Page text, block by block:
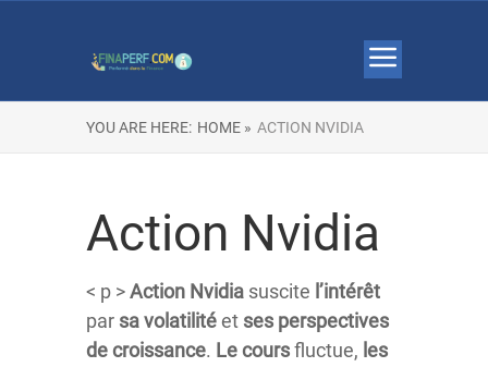
YOU ARE HERE: HOME » ACTION NVIDIA
Action Nvidia
< p >Action Nvidia suscite l’intérêt
par savolatilitéet ses perspectives
de croissance. Lecoursfluctue, les